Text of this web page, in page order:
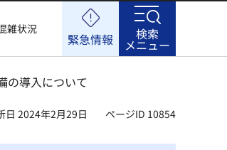
雑状況
緊急情報 検索
メニュー
導入について
日 2024年2月29日 ページID 10854